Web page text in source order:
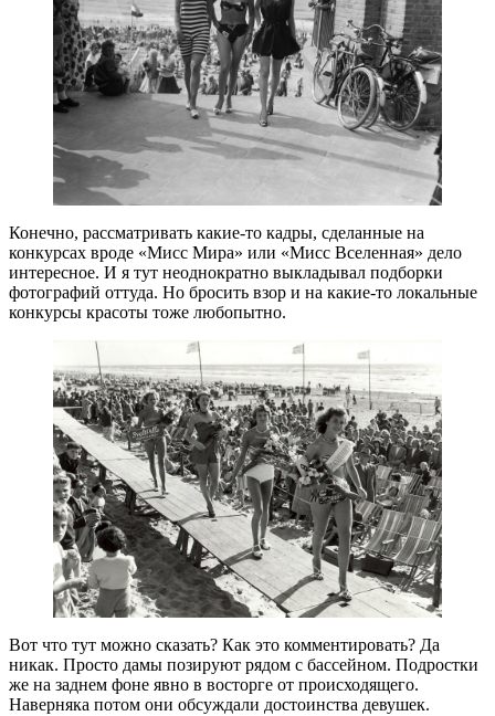
Конечно, рассматривать какие-то кадры, сделанные на
конкурсах вроде «Мисс Мира» или «Мисс Вселенная» дело
интересное. И я тут неоднократно выкладывал подборки
фотографий оттуда. Но бросить взор и на какие-то локальные
конкурсы красоты тоже любопытно.
Вот что тут можно сказать? Как это комментировать? Да
никак. Просто дамы позируют рядом с бассейном. Подростки
же на заднем фоне явно в восторге от происходящего.
Наверняка потом они обсуждали достоинства девушек.